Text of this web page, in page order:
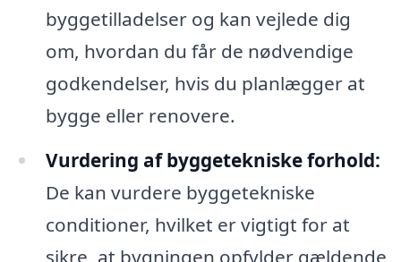
byggetilladelser og kan vejlede dig
om, hvordan du får de nødvendige
godkendelser, hvis du planlægger at
bygge eller renovere.
Vurdering af byggetekniske forhold:
De kan vurdere byggetekniske
conditioner, hvilket er vigtigt for at
sikre, at bygningen opfylder gældende